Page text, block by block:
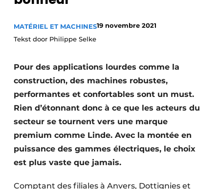
Video’s
Construction bois
Contrôle d’accès
Éclairage
Fondations
Façades
Géotextiles
MATÉRIEL ET MACHINES19 novembre 2021
Tekst door Philippe Selke
Pour des applications lourdes comme la
construction, des machines robustes,
performantes et confortables sont un must.
Rien d’étonnant donc à ce que les acteurs du
secteur se tournent vers une marque
premium comme Linde. Avec la montée en
puissance des gammes électriques, le choix
est plus vaste que jamais.
Comptant des filiales à Anvers, Dottignies et